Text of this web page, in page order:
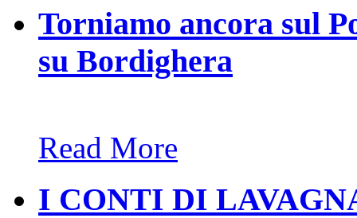
Torniamo ancora sul
su Bordighera
Read More
I CONTI DI